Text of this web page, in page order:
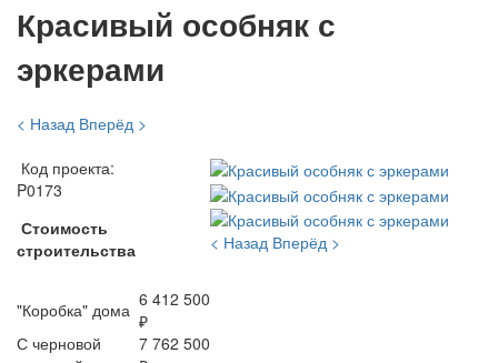
Красивый особняк с
эркерами
< Назад Вперёд >
Код проекта:
P0173
Стоимость
строительства
"Коробка" дома 6 412 500
₽
С черновой
7 762 500
< Назад Вперёд >